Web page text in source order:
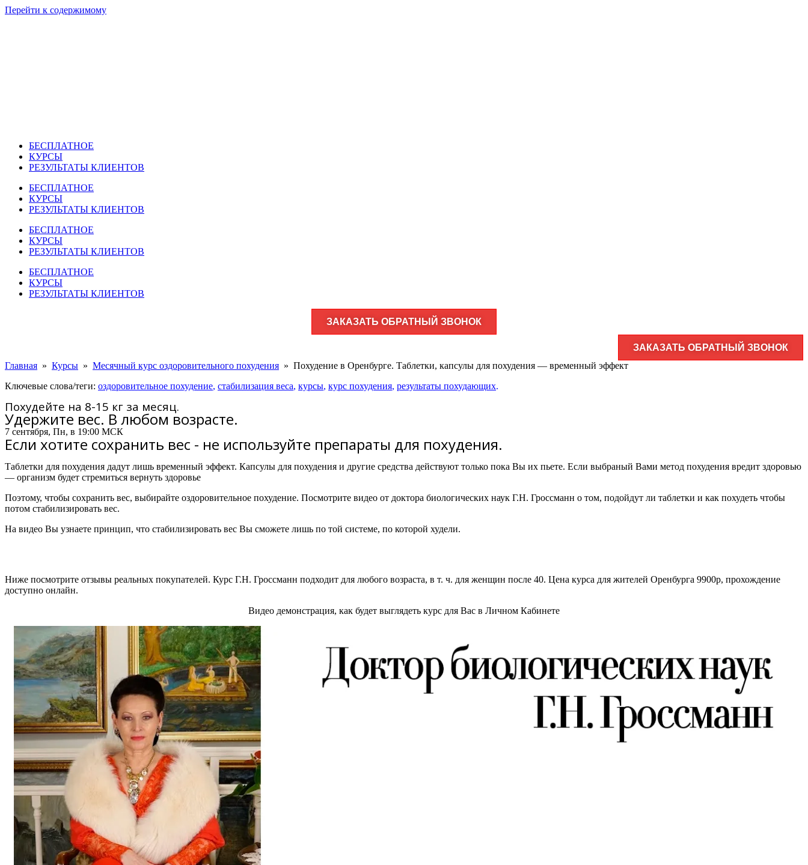
Перейти к содержимому
БЕСПЛАТНОЕ
КУРСЫ
РЕЗУЛЬТАТЫ КЛИЕНТОВ
БЕСПЛАТНОЕ
КУРСЫ
РЕЗУЛЬТАТЫ КЛИЕНТОВ
БЕСПЛАТНОЕ
КУРСЫ
РЕЗУЛЬТАТЫ КЛИЕНТОВ
БЕСПЛАТНОЕ
КУРСЫ
РЕЗУЛЬТАТЫ КЛИЕНТОВ
ЗАКАЗАТЬ ОБРАТНЫЙ ЗВОНОК
ЗАКАЗАТЬ ОБРАТНЫЙ ЗВОНОК
Главная » Курсы » Месячный курс оздоровительного похудения » Похудение в Оренбурге. Таблетки, капсулы для похудения — временный эффект
Ключевые слова/теги: оздоровительное похудение, стабилизация веса, курсы, курс похудения, результаты похудающих.
Похудейте на 8-15 кг за месяц.
Удержите вес. В любом возрасте.
7 сентября, Пн, в 19:00 МСК
Если хотите сохранить вес - не используйте препараты для похудения.
Таблетки для похудения дадут лишь временный эффект. Капсулы для похудения и другие средства действуют только пока Вы их пьете. Если выбраный Вами метод похудения вредит здоровью
— организм будет стремиться вернуть здоровье
Поэтому, чтобы сохранить вес, выбирайте оздоровительное похудение. Посмотрите видео от доктора биологических наук Г.Н. Гроссманн о том, подойдут ли таблетки и как похудеть чтобы
потом стабилизировать вес.
На видео Вы узнаете принцип, что стабилизировать вес Вы сможете лишь по той системе, по которой худели.
Ниже посмотрите отзывы реальных покупателей. Курс Г.Н. Гроссманн подходит для любого возраста, в т. ч. для женщин после 40. Цена курса для жителей Оренбурга 9900р, прохождение
доступно онлайн.
Видео демонстрация, как будет выглядеть курс для Вас в Личном Кабинете